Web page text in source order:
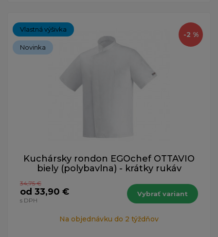
-2 %
Vlastná výšivka
Novinka
Kuchársky rondon EGOchef OTTAVIO
biely (polybavlna) - krátky rukáv
34,75 €
od 33,90 €
s DPH
Vybrať variant
Na objednávku do 2 týždňov